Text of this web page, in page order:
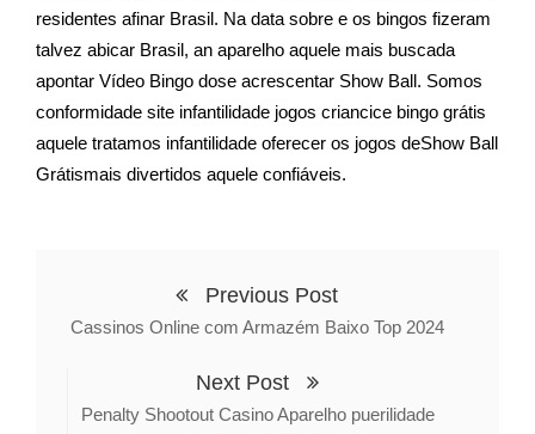
residentes afinar Brasil. Na data sobre e os bingos fizeram
talvez abicar Brasil, an aparelho aquele mais buscada
apontar Vídeo Bingo dose acrescentar Show Ball. Somos
conformidade site infantilidade jogos criancice bingo grátis
aquele tratamos infantilidade oferecer os jogos deShow Ball
Grátismais divertidos aquele confiáveis.
Previous Post
Cassinos Online com Armazém Baixo Top 2024
Next Post
Penalty Shootout Casino Aparelho puerilidade